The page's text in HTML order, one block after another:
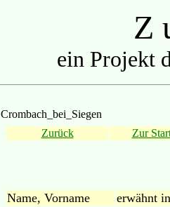
Z
ein Projekt
Crombach_bei_Siegen
Zurück
Zur
Name, Vorname erwähnt in